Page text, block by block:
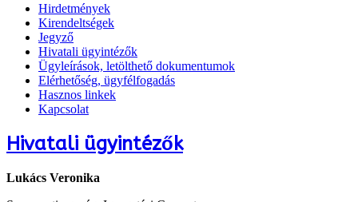
Hirdetmények
Kirendeltségek
Jegyző
Hivatali ügyintézők
Ügyleírások, letölthető dokumentumok
Elérhetőség, ügyfélfogadás
Hasznos linkek
Kapcsolat
Hivatali ügyintézők
Lukács Veronika